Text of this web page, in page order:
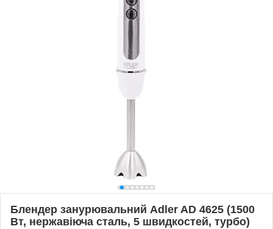
Блендер занурювальний Adler AD 4625 (1500
Вт, нержавіюча сталь, 5 швидкостей, турбо)